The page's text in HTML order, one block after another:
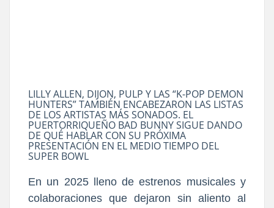
LILLY ALLEN, DIJON, PULP Y LAS “K-POP DEMON
HUNTERS” TAMBIÉN ENCABEZARON LAS LISTAS
DE LOS ARTISTAS MÁS SONADOS. EL
PUERTORRIQUEÑO BAD BUNNY SIGUE DANDO
DE QUÉ HABLAR CON SU PRÓXIMA
PRESENTACIÓN EN EL MEDIO TIEMPO DEL
SUPER BOWL
En un 2025 lleno de estrenos musicales y
colaboraciones que dejaron sin aliento al